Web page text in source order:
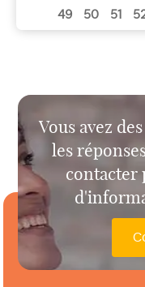
articles
49
50 51
Vous avez
les
contacter